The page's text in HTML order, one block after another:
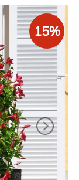
15%